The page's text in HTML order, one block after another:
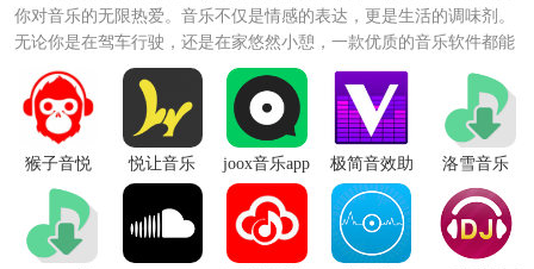
你对音乐的无限热爱。音乐不仅是情感的表达，更是生活的调味剂。
无论你是在驾车行驶，还是在家悠然小憩，一款优质的音乐软件都能
为你的日常增添一抹亮色。...
猴子音悦 悦让音乐 joox音乐app
极简音效助
手app免费版
洛雪音乐
(LXmusic)